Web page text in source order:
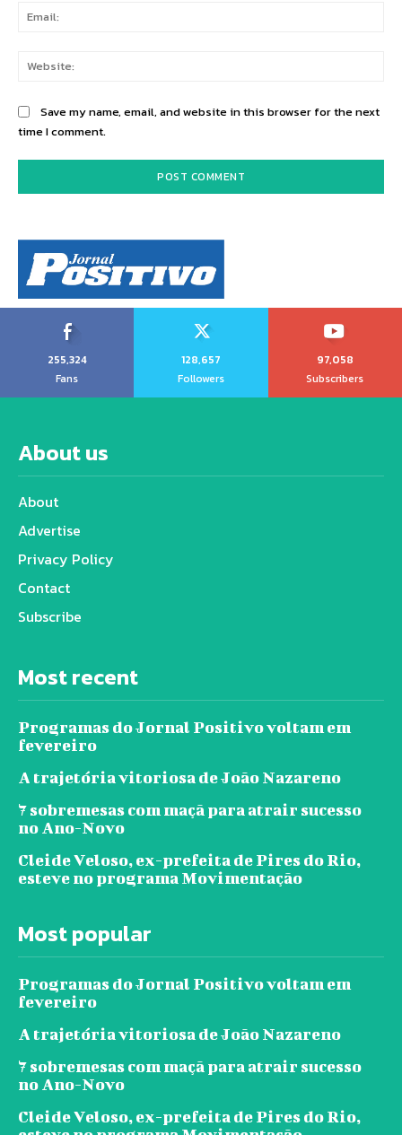
Save my name, email, and website in this browser for the next
time I comment.
255,324
Fans
128,657
Followers
97,058
Subscribers
About us
About
Advertise
Privacy Policy
Contact
Subscribe
Most recent
Programas do Jornal Positivo voltam em
fevereiro
A trajetória vitoriosa de João Nazareno
7 sobremesas com maçã para atrair sucesso
no Ano-Novo
Cleide Veloso, ex-prefeita de Pires do Rio,
esteve no programa Movimentação
Most popular
Programas do Jornal Positivo voltam em
fevereiro
A trajetória vitoriosa de João Nazareno
7 sobremesas com maçã para atrair sucesso
no Ano-Novo
Cleide Veloso, ex-prefeita de Pires do Rio,